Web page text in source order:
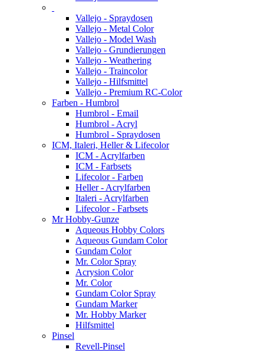
Vallejo - Spraydosen
Vallejo - Metal Color
Vallejo - Model Wash
Vallejo - Grundierungen
Vallejo - Weathering
Vallejo - Traincolor
Vallejo - Hilfsmittel
Vallejo - Premium RC-Color
Farben - Humbrol
Humbrol - Email
Humbrol - Acryl
Humbrol - Spraydosen
ICM, Italeri, Heller & Lifecolor
ICM - Acrylfarben
ICM - Farbsets
Lifecolor - Farben
Heller - Acrylfarben
Italeri - Acrylfarben
Lifecolor - Farbsets
Mr Hobby-Gunze
Aqueous Hobby Colors
Aqueous Gundam Color
Gundam Color
Mr. Color Spray
Acrysion Color
Mr. Color
Gundam Color Spray
Gundam Marker
Mr. Hobby Marker
Hilfsmittel
Pinsel
Revell-Pinsel